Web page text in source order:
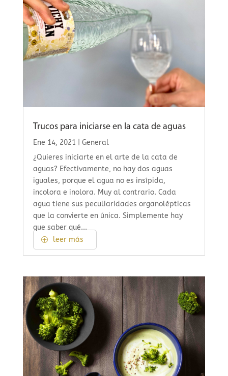
Trucos para iniciarse en la cata de aguas
Ene 14, 2021
General
¿Quieres iniciarte en el arte de la cata de
aguas? Efectivamente, no hay dos aguas
iguales, porque el agua no es insípida,
incolora e inolora. Muy al contrario. Cada
agua tiene sus peculiaridades organolépticas
que la convierte en única. Simplemente hay
que saber qué...
leer más